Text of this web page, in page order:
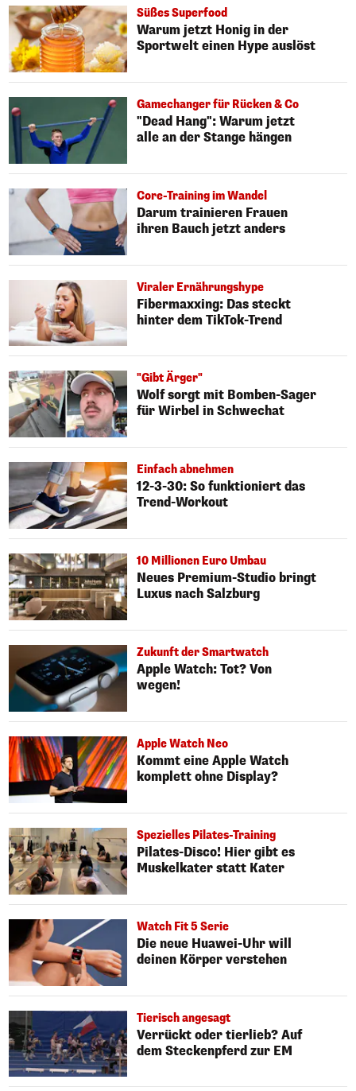
Süßes Superfood
Warum jetzt Honig in der
Sportwelt einen Hype auslöst
Gamechanger für Rücken & Co
"Dead Hang": Warum jetzt
alle an der Stange hängen
Core-Training im Wandel
Darum trainieren Frauen
ihren Bauch jetzt anders
Viraler Ernährungshype
Fibermaxxing: Das steckt
hinter dem TikTok-Trend
"Gibt Ärger"
Wolf sorgt mit Bomben-Sager
für Wirbel in Schwechat
Einfach abnehmen
12-3-30: So funktioniert das
Trend-Workout
10 Millionen Euro Umbau
Neues Premium-Studio bringt
Luxus nach Salzburg
Zukunft der Smartwatch
Apple Watch: Tot? Von
wegen!
Apple Watch Neo
Kommt eine Apple Watch
komplett ohne Display?
Spezielles Pilates-Training
Pilates-Disco! Hier gibt es
Muskelkater statt Kater
Watch Fit 5 Serie
Die neue Huawei-Uhr will
deinen Körper verstehen
Tierisch angesagt
Verrückt oder tierlieb? Auf
dem Steckenpferd zur EM